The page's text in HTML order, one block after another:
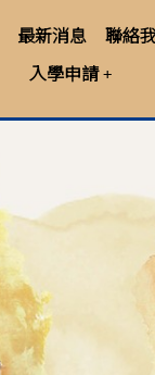
最新消息 聯絡
入學申請